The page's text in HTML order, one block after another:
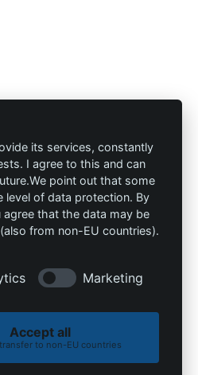
(511) 679997-97
6
Hannover
Política de privacidad
its services, constantly
I agree to this and can
point out that some
of data protection. By
that the data may be
from non-EU countries).
Marketing
Accept all
to non-EU countries